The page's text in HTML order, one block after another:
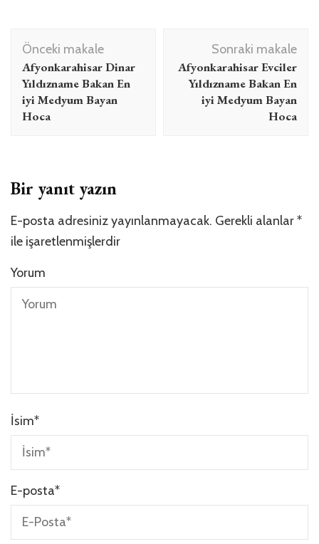
Yazı
dolaşımı
Önceki makale
Afyonkarahisar Dinar
Yıldızname Bakan En
iyi Medyum Bayan
Hoca
Sonraki makale
Afyonkarahisar Evciler
Yıldızname Bakan En
iyi Medyum Bayan
Hoca
Bir yanıt yazın
E-posta adresiniz yayınlanmayacak. Gerekli alanlar*
ile işaretlenmişlerdir
Yorum
İsim*
E-posta*